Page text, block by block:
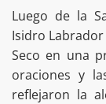
Luego de la
Isidro
Seco en una
oraciones y
reflejaron la